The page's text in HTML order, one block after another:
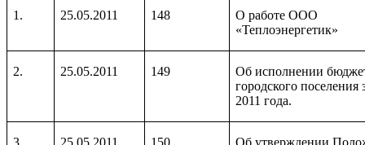
1. 25.05.2011 148
О работе ООО
«Теплоэнергетик»
2. 25.05.2011 149
Об исполнении
городского поселения
2011 года.